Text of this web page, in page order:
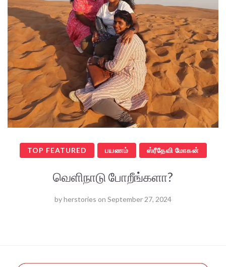
TOP FEATURED பயணம் ஸ்ரீதேவி மோகன்
வெளிநாடு போறீங்களா?
byherstories on September 27, 2024